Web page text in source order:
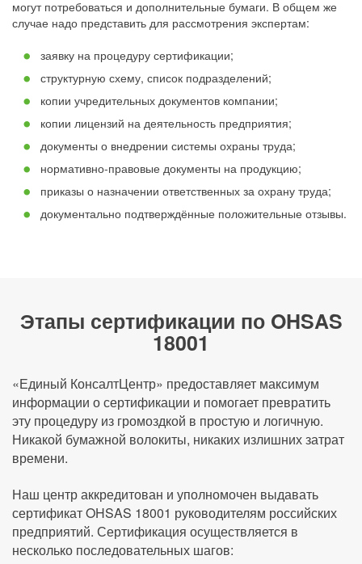
могут потребоваться и дополнительные бумаги. В общем же
случае надо представить для рассмотрения экспертам:
заявку на процедуру сертификации;
структурную схему, список подразделений;
копии учредительных документов компании;
копии лицензий на деятельность предприятия;
документы о внедрении системы охраны труда;
нормативно-правовые документы на продукцию;
приказы о назначении ответственных за охрану труда;
документально подтверждённые положительные отзывы.
Этапы сертификации по OHSAS
18001
«Единый КонсалтЦентр» предоставляет максимум
информации о сертификации и помогает превратить
эту процедуру из громоздкой в простую и логичную.
Никакой бумажной волокиты, никаких излишних затрат
времени.
Наш центр аккредитован и уполномочен выдавать
сертификат OHSAS 18001 руководителям российских
предприятий. Сертификация осуществляется в
несколько последовательных шагов: